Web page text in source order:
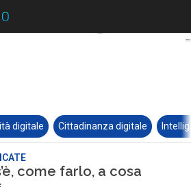
digitale Cittadinanza digitale
come farlo, a cosa